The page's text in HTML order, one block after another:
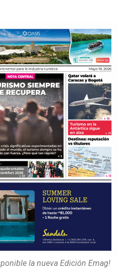
la nueva Edición Emag!